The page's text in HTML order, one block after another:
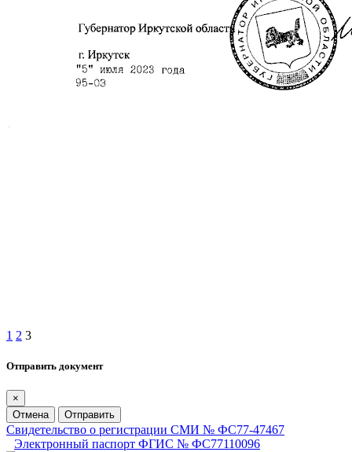
1 2 3
Отправить документ
×
Отмена
Отправить
Свидетельство о регистрации СМИ № ФС77-47467
Электронный паспорт ФГИС № ФС77110096